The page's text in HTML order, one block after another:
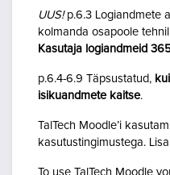
UUS!p.6.3 Logiandmete
kolmanda osapoole
Kasutaja logiandmeid
p.6.4-6.9 Täpsustatud,
isikuandmete kaitse.
TalTech Moodle’i
kasutustingimustega.
To use TalTech Moodle